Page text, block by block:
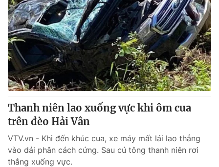
Thanh niên lao xuống vực khi ôm cua
trên đèo Hải Vân
VTV.vn - Khi đến khúc cua, xe máy mất lái lao thẳng
vào dải phân cách cứng. Sau cú tông thanh niên rơi
thẳng xuống vực.